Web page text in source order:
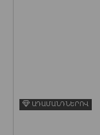
ԱԴԱՄԱՆԴՆԵՐՈՎ